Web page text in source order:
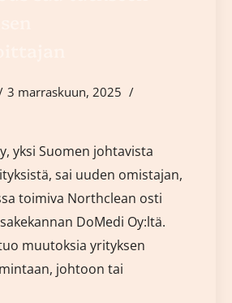
3 marraskuun, 2025
yksi Suomen johtavista
sai uuden omistajan,
toimiva Northclean osti
DoMedi Oy:ltä.
muutoksia yrityksen
johtoon tai